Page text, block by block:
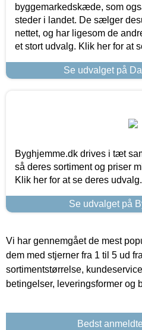
byggemarkedskæde, som
steder i landet. De sælger
nettet, og har ligesom de
et stort udvalg. Klik her for at
Se udvalget på
Byghjemme.dk drives i tæt
så deres sortiment og priser
Klik her for at se deres udvalg.
Se udvalget på
Vi har gennemgået de mest
dem med stjerner fra 1 til 5 ud
sortimentstørrelse,
betingelser, leveringsformer og
Bedst